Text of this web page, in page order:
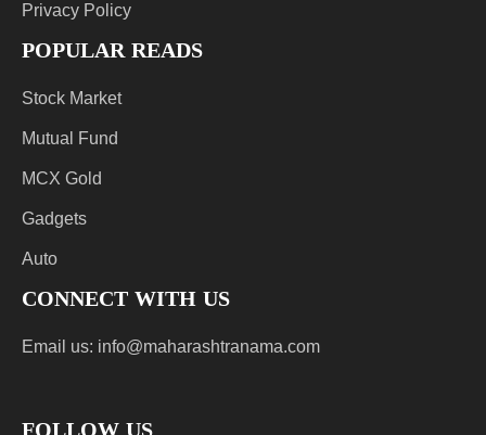
Privacy Policy
POPULAR READS
Stock Market
Mutual Fund
MCX Gold
Gadgets
Auto
CONNECT WITH US
Email us: info@maharashtranama.com